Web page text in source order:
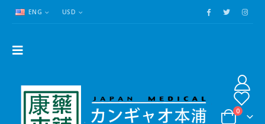
ENG USD
0